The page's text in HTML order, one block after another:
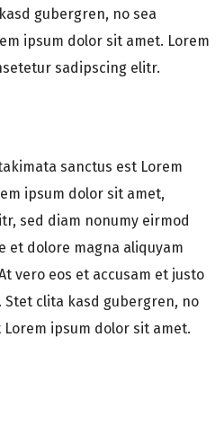
gubergren, no sea
ipsum dolor sit amet. Lorem
sadipscing elitr.
sanctus est Lorem
ipsum dolor sit amet,
sed diam nonumy eirmod
et dolore magna aliquyam
vero eos et accusam et justo
Stet clita kasd gubergren, no
ipsum dolor sit amet.